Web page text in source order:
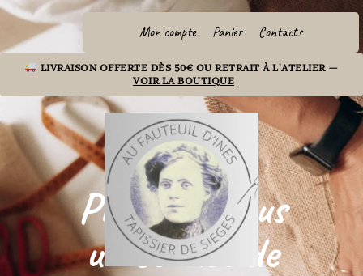
Aller
au
Mon compte Panier Contacts
LIVRAISON OFFERTE DÈS 50€ OU RETRAIT À L'ATELIER —
VOIR LA BOUTIQUE
Proposez-vous
un service de